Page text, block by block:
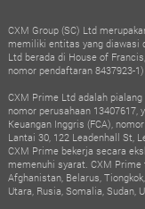
CXM Group (SC) Ltd
memiliki entitas yang diawasi
Ltd berada di House of
nomor pendaftaran 8437923-1)
CXM Prime Ltd adalah
nomor perusahaan 13407617,
Keuangan Inggris (FCA),
Lantai 30, 122 Leadenhall St,
CXM Prime bekerja secara
memenuhi syarat. CXM Prime
Afghanistan, Belarus,
Utara, Rusia, Somalia, Sudan,